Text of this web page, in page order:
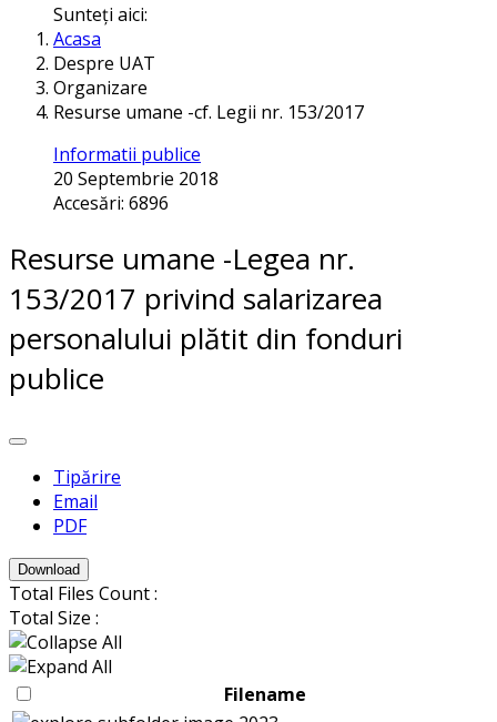
Sunteți aici:
Acasa
Despre UAT
Organizare
Resurse umane -cf. Legii nr. 153/2017
Informatii publice
20 Septembrie 2018
Accesări: 6896
Resurse umane -Legea nr.
153/2017 privind salarizarea
personalului plătit din fonduri
publice
Tipărire
Email
PDF
Download
Total Files Count :
Total Size :
Filename